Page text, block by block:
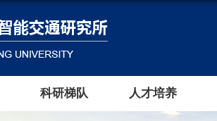
科研梯队 人才培养